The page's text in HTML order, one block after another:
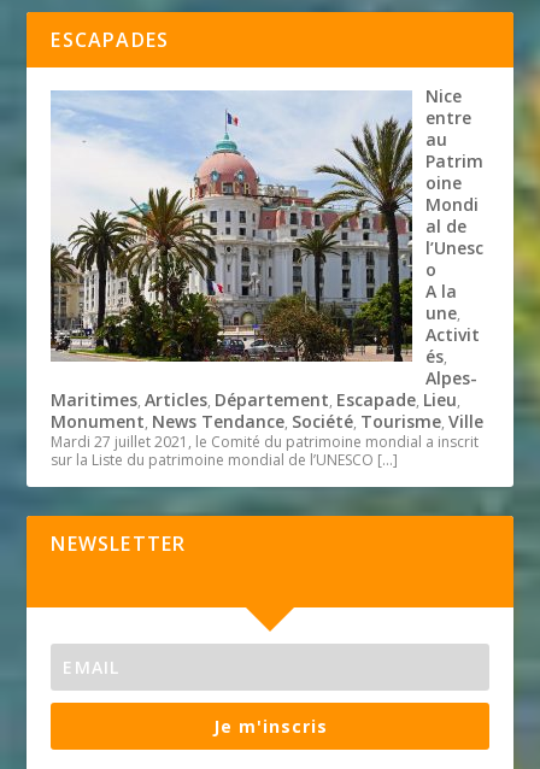
ESCAPADES
Nice
entre
au
Patrim
oine
Mondi
al de
l’Unesc
o
A la
une,
Activit
és,
Alpes-
Maritimes,Articles, Département, Escapade, Lieu,
Monument, News Tendance, Société, Tourisme,Ville
Mardi 27 juillet 2021, le Comité du patrimoine mondial a inscrit
sur la Liste du patrimoine mondial de l’UNESCO […]
NEWSLETTER
Je m'inscris